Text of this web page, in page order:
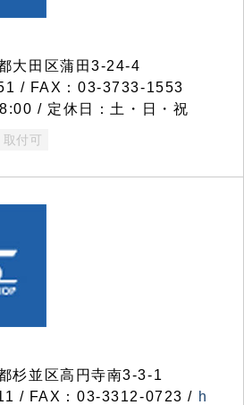
大田区蒲田3-24-4
/ FAX：03-3733-1553
/ 定休日：土・日・祝
取付可
並区高円寺南3-3-1
/ FAX：03-3312-0723 / h